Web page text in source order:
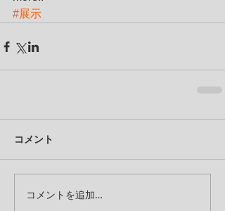
#展示
コメント
コメントを追加…